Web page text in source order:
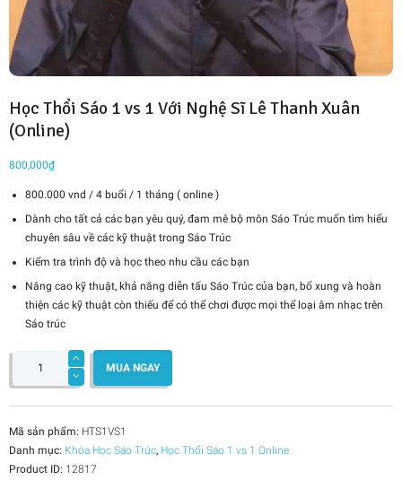
Học Thổi Sáo 1 vs 1 Với Nghệ Sĩ Lê Thanh Xuân
(Online)
800,000₫
800.000 vnd / 4 buổi / 1 tháng ( online )
Dành cho tất cả các bạn yêu quý, đam mê bộ môn Sáo Trúc muốn tìm hiểu
chuyên sâu về các kỹ thuật trong Sáo Trúc
Kiểm tra trình độ và học theo nhu cầu các bạn
Nâng cao kỹ thuật, khả năng diễn tấu Sáo Trúc của bạn, bổ xung và hoàn
thiện các kỹ thuật còn thiếu để có thể chơi được mọi thể loại âm nhạc trên
Sáo trúc
Học
1
1
Nghệ
Lê
Xuân
MUA NGAY
Mã sản phẩm: HTS1VS1
Danh mục: Khóa Học Sáo Trúc, Học Thổi Sáo 1 vs 1 Online
Product ID: 12817